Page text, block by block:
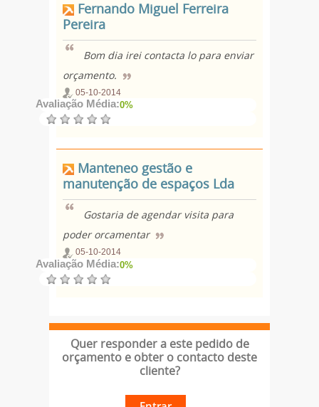
Fernando Miguel Ferreira
Pereira
Bom dia irei contacta lo para enviar
orçamento.
05-10-2014
Avaliação Média:0%
Manteneo gestão e
manutenção de espaços Lda
Gostaria de agendar visita para
poder orcamentar
05-10-2014
Avaliação Média:0%
Quer responder a este pedido de
orçamento e obter o contacto deste
cliente?